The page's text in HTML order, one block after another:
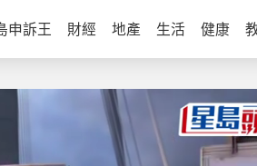
申訴王 財經 地產 生活 健康